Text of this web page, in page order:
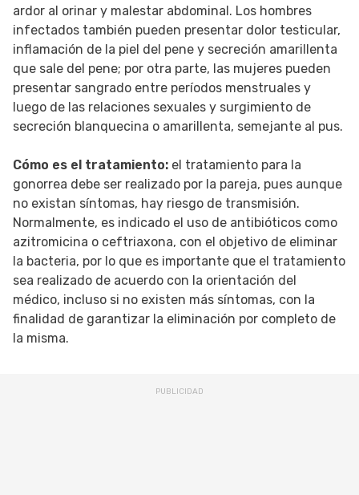
ardor al orinar y malestar abdominal. Los hombres
infectados también pueden presentar dolor testicular,
inflamación de la piel del pene y secreción amarillenta
que sale del pene; por otra parte, las mujeres pueden
presentar sangrado entre períodos menstruales y
luego de las relaciones sexuales y surgimiento de
secreción blanquecina o amarillenta, semejante al pus.
Cómo es el tratamiento: el tratamiento para la
gonorrea debe ser realizado por la pareja, pues aunque
no existan síntomas, hay riesgo de transmisión.
Normalmente, es indicado el uso de antibióticos como
azitromicina o ceftriaxona, con el objetivo de eliminar
la bacteria, por lo que es importante que el tratamiento
sea realizado de acuerdo con la orientación del
médico, incluso si no existen más síntomas, con la
finalidad de garantizar la eliminación por completo de
la misma.